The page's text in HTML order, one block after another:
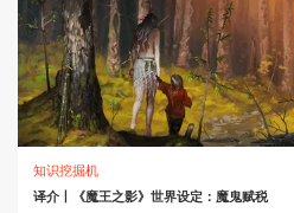
知识挖掘机
译介丨《魔王之影》世界设定：魔鬼赋税